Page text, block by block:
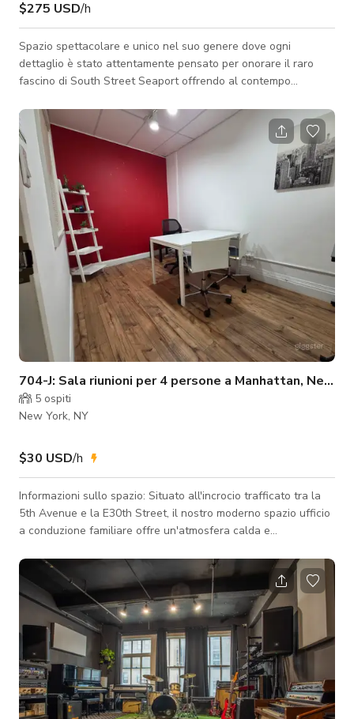
$275 USD/h
Spazio spettacolare e unico nel suo genere dove ogni
dettaglio è stato attentamente pensato per onorare il raro
fascino di South Street Seaport offrendo al contempo
del 1888 era originariamente sede di un magazzino di vini.
All'ingresso, lasciatevi incantare dai soffitti alti, dalle travi di
legno a vista e dai pavimenti originali in rovere restaurati. Il
primo piano offre uno spazio eccezionale per intrattenere con
una cucina ap
704-J: Sala riunioni per 4 persone a Manhattan, New
5 ospiti
New York, NY
$30 USD/h
Informazioni sullo spazio: Situato all'incrocio trafficato tra la
5th Avenue e la E30th Street, il nostro moderno spazio ufficio
a conduzione familiare offre un'atmosfera calda e
ufficio flessibili nel cuore di New York City. Con opzioni di
affitto a breve termine, rendiamo facile per la tua attività
prosperare senza il peso di costi di affitto elevati. Ideale per:
Questo ufficio è perfetto per riunioni di team, sessioni di
lavoro